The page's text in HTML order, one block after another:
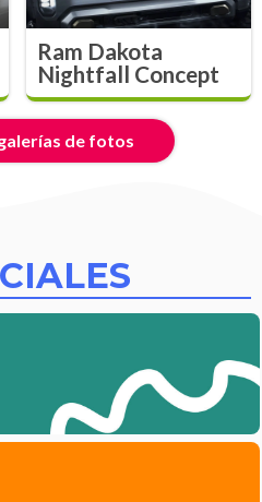
Ram Dakota
Nightfall Concept
de fotos